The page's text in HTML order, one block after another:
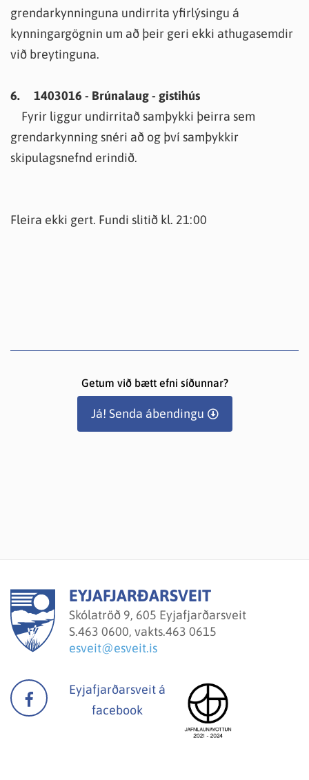
grendarkynninguna undirrita yfirlýsingu á
kynningargögnin um að þeir geri ekki athugasemdir
við breytinguna.
6. 1403016 - Brúnalaug - gistihús
Fyrir liggur undirritað samþykki þeirra sem
grendarkynning snéri að og því samþykkir
skipulagsnefnd erindið.
Fleira ekki gert. Fundi slitið kl. 21:00
Getum við bætt efni síðunnar?
Já! Senda ábendingu
EYJAFJARÐARSVEIT
Skólatröð 9, 605 Eyjafjarðarsveit
S.463 0600, vakts.463 0615
esveit@esveit.is
Eyjafjarðarsveit á
facebook